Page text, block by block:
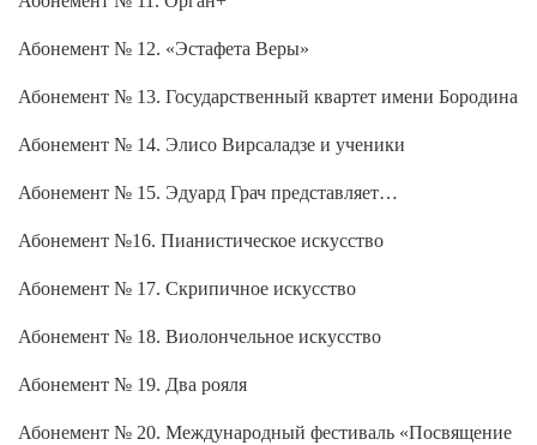
Абонемент № 12. «Эстафета Веры»
Абонемент № 13. Государственный квартет имени Бородина
Абонемент № 14. Элисо Вирсаладзе и ученики
Абонемент № 15. Эдуард Грач представляет…
Абонемент №16. Пианистическое искусство
Абонемент № 17. Скрипичное искусство
Абонемент № 18. Виолончельное искусство
Абонемент № 19. Два рояля
Абонемент № 20. Международный фестиваль «Посвящение